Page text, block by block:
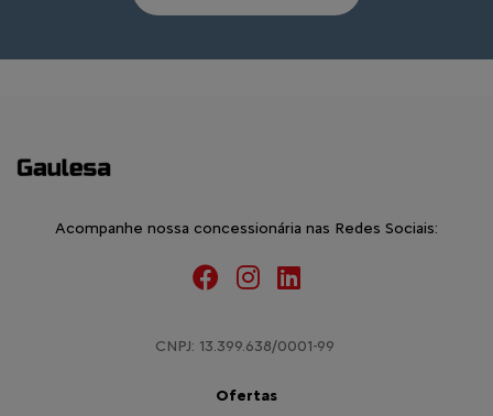
Acompanhe nossa concessionária nas Redes Sociais:
CNPJ: 13.399.638/0001-99
Ofertas